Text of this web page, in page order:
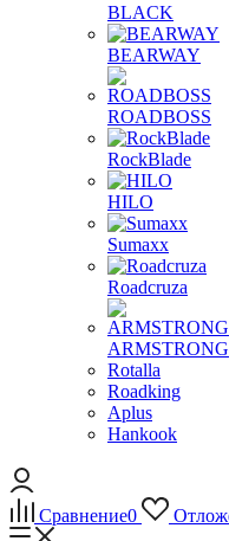
BLACK
BEARWAY
ROADBOSS
RockBlade
HILO
Sumaxx
Roadcruza
ARMSTRONG
Rotalla
Roadking
Aplus
Hankook
Сравнение0